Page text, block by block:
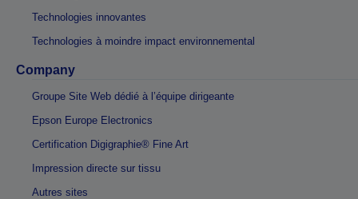
Technologies innovantes
Technologies à moindre impact environnemental
Company
Groupe Site Web dédié à l’équipe dirigeante
Epson Europe Electronics
Certification Digigraphie® Fine Art
Impression directe sur tissu
Autres sites